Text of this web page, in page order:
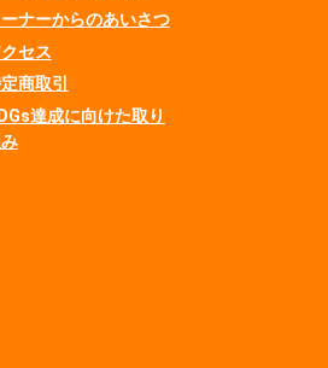
ナーからのあいさつ
セス
商取引
達成に向けた取り